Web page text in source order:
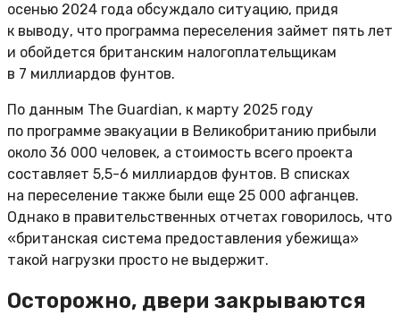
осенью 2024 года обсуждало ситуацию, придя
к выводу, что программа переселения займет пять лет
и обойдется британским налогоплательщикам
в 7 миллиардов фунтов.
По данным The Guardian, к марту 2025 году
по программе эвакуации в Великобританию прибыли
около 36 000 человек, а стоимость всего проекта
составляет 5,5-6 миллиардов фунтов. В списках
на переселение также были еще 25 000 афганцев.
Однако в правительственных отчетах говорилось, что
«британская система предоставления убежища»
такой нагрузки просто не выдержит.
Осторожно, двери закрываются